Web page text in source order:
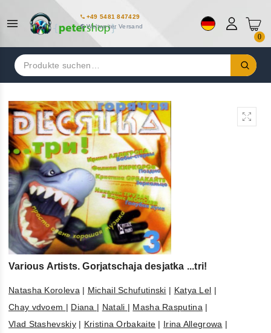
+49 5481 847429
Weltweiter Versand
0
Suchen
nach:
Various Artists. Gorjatschaja desjatka ...tri!
Natasha Koroleva| Michail Schufutinski | Katya Lel |
Chay vdvoem | Diana | Natali | Masha Rasputina|
Vlad Stashevskiy| Kristina Orbakaite | Irina Allegrowa |